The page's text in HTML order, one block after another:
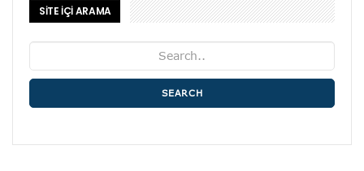
SİTE İÇİ ARAMA
SEARCH